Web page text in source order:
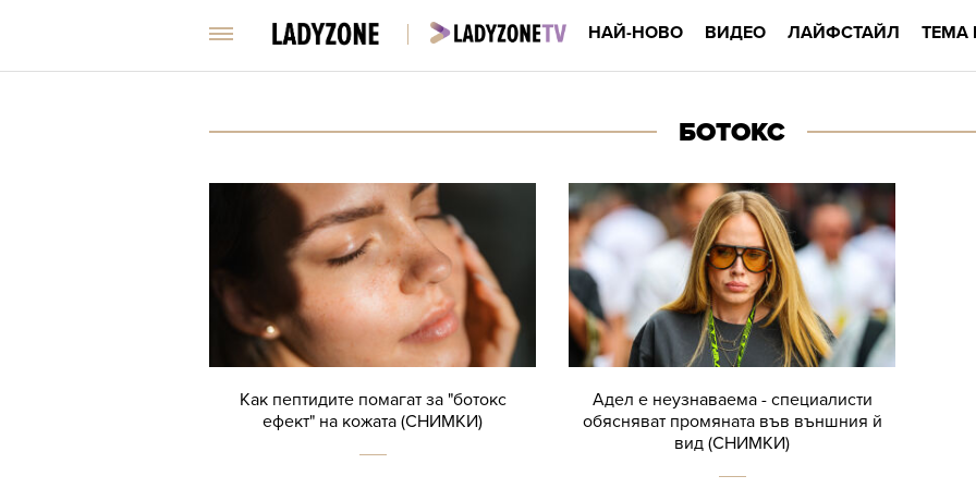
НАЙ-НОВО ВИДЕО ЛАЙФСТАЙЛ ТЕМА
БОТОКС
Как пептидите помагат за "ботокс
ефект" на кожата (СНИМКИ)
Адел е неузнаваема - специалисти
обясняват промяната във външния й
вид (СНИМКИ)